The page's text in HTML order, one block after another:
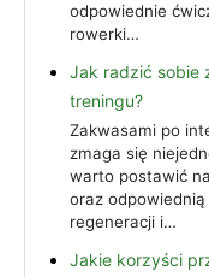
odpowiednie
rowerki…
Jak radzić sobie
treningu?
Zakwasami po
zmaga się
warto postawić
oraz
regeneracji i…
Jakie korzyści